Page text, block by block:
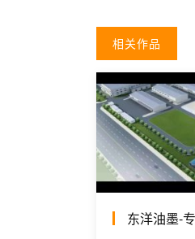
相关作品
东洋油墨-